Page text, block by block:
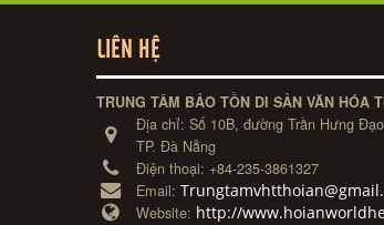
LIÊN HỆ
TRUNG TÂM BẢO TỒN DI SẢN VĂN HÓA
Địa chỉ: Số 10B, đường Trần Hưng
TP. Đà Nẵng
Điện thoại: +84-235-3861327
Email:
Website: http://